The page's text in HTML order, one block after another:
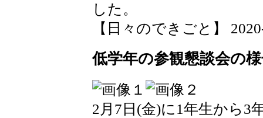
した。
【日々のできごと】
低学年の参観懇談会の
2月7日(金)に1年生から3